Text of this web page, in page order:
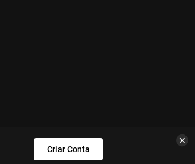
Criar Conta